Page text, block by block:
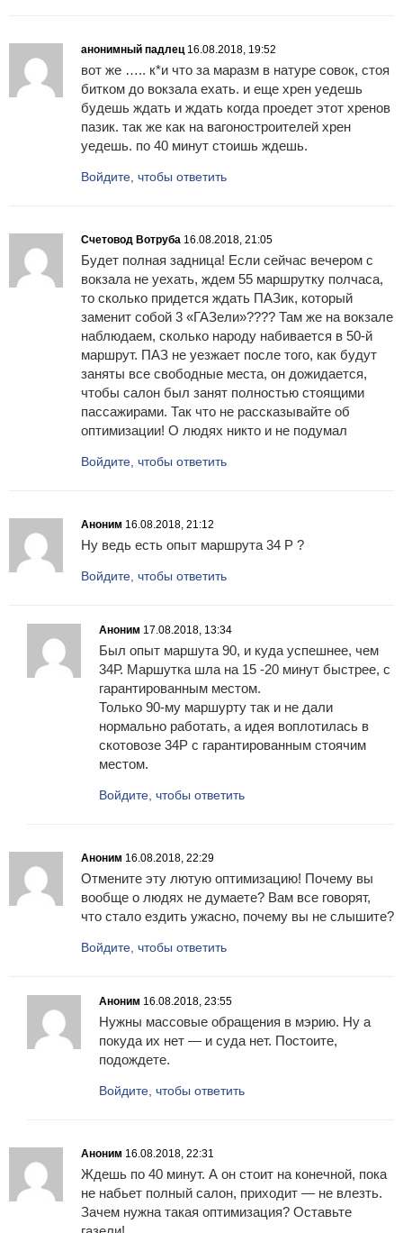
анонимный падлец 16.08.2018, 19:52
вот же ….. к*и что за маразм в натуре совок, стоя
битком до вокзала ехать. и еще хрен уедешь
будешь ждать и ждать когда проедет этот хренов
пазик. так же как на вагоностроителей хрен
уедешь. по 40 минут стоишь ждешь.
Войдите, чтобы ответить
Счетовод Вотруба 16.08.2018, 21:05
Будет полная задница! Если сейчас вечером с
вокзала не уехать, ждем 55 маршрутку полчаса,
то сколько придется ждать ПАЗик, который
заменит собой 3 «ГАЗели»???? Там же на вокзале
наблюдаем, сколько народу набивается в 50-й
маршрут. ПАЗ не уезжает после того, как будут
заняты все свободные места, он дожидается,
чтобы салон был занят полностью стоящими
пассажирами. Так что не рассказывайте об
оптимизации! О людях никто и не подумал
Войдите, чтобы ответить
Аноним 16.08.2018, 21:12
Ну ведь есть опыт маршрута 34 Р ?
Войдите, чтобы ответить
Аноним 17.08.2018, 13:34
Был опыт маршута 90, и куда успешнее, чем
34Р. Маршутка шла на 15 -20 минут быстрее, с
гарантированным местом.
Только 90-му маршурту так и не дали
нормально работать, а идея воплотилась в
скотовозе 34Р с гарантированным стоячим
местом.
Войдите, чтобы ответить
Аноним 16.08.2018, 22:29
Отмените эту лютую оптимизацию! Почему вы
вообще о людях не думаете? Вам все говорят,
что стало ездить ужасно, почему вы не слышите?
Войдите, чтобы ответить
Аноним 16.08.2018, 23:55
Нужны массовые обращения в мэрию. Ну а
покуда их нет — и суда нет. Постоите,
подождете.
Войдите, чтобы ответить
Аноним 16.08.2018, 22:31
Ждешь по 40 минут. А он стоит на конечной, пока
не набьет полный салон, приходит — не влезть.
Зачем нужна такая оптимизация? Оставьте